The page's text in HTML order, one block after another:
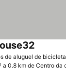
de aluguel de
a 0.8 km de Centro da